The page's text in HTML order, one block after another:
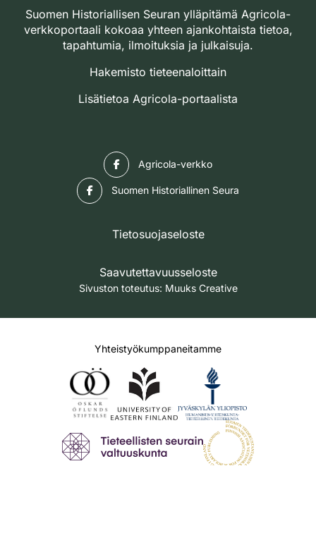
Suomen Historiallisen Seuran ylläpitämä Agricola-
verkkoportaali kokoaa yhteen ajankohtaista tietoa,
tapahtumia, ilmoituksia ja julkaisuja.
Hakemisto tieteenaloittain
Lisätietoa Agricola-portaalista
Agricola-verkko
Suomen Historiallinen Seura
Tietosuojaseloste
Saavutettavuusseloste
Sivuston toteutus: Muuks Creative
Yhteistyökumppaneitamme